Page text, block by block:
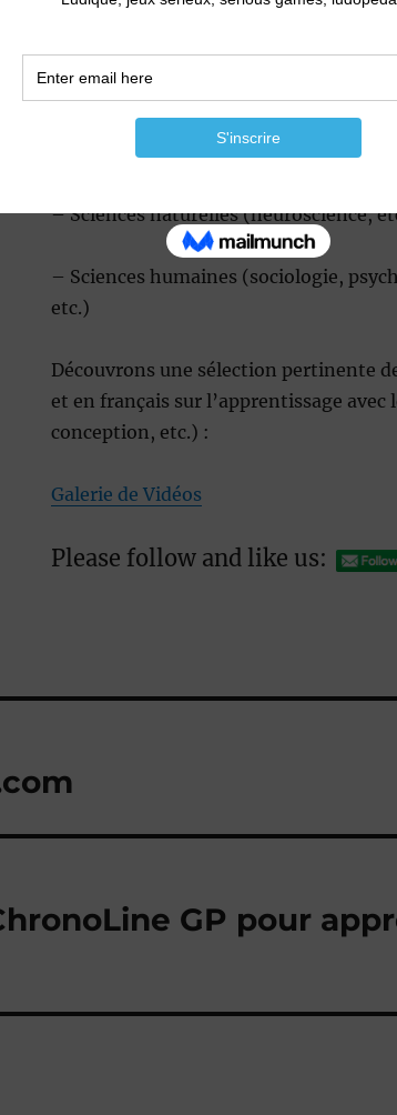
L’apprentissage avec le jeu puisse ses
de domaines scientifiques :
– Sciences formelles ( logique,
– Sciences naturelles (neuroscience,
– Sciences humaines (sociologie,
etc.)
Découvrons une sélection pertinente
et en français sur l’apprentissage
conception, etc.) :
Galerie de Vidéos
Please follow and like us:
GP pour